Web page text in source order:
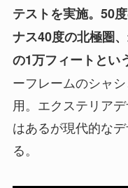
テストを実施。50
ナス40度の北極圏
の1万フィートとい
ーフレームのシャ
用。エクステリア
はあるが現代的な
る。